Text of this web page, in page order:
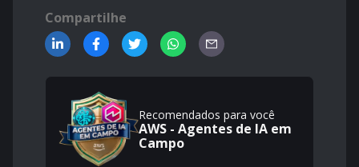
Compartilhe
Recomendados para você
AWS - Agentes de IA em
Campo